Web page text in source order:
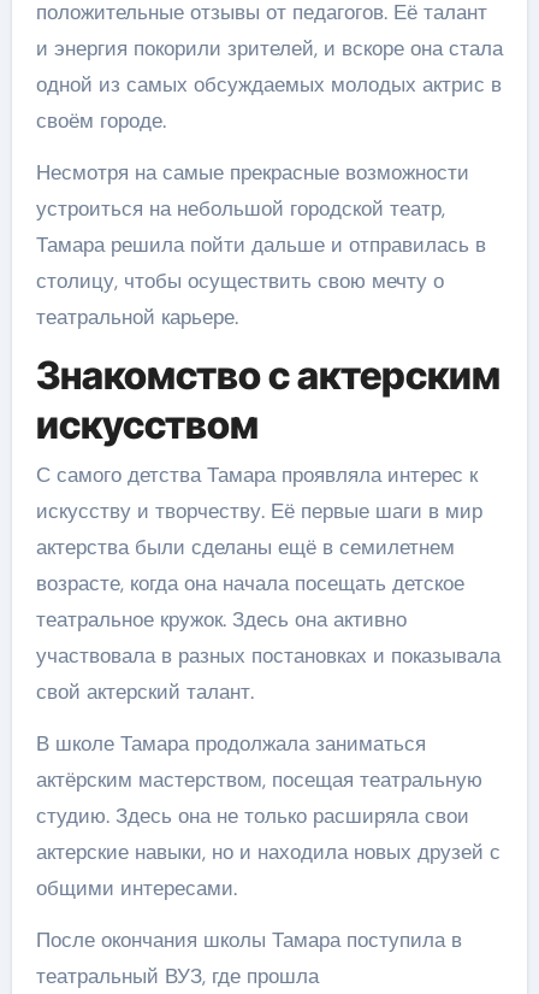
положительные отзывы от педагогов. Её талант
и энергия покорили зрителей, и вскоре она стала
одной из самых обсуждаемых молодых актрис в
своём городе.
Несмотря на самые прекрасные возможности
устроиться на небольшой городской театр,
Тамара решила пойти дальше и отправилась в
столицу, чтобы осуществить свою мечту о
театральной карьере.
Знакомство с актерским
искусством
С самого детства Тамара проявляла интерес к
искусству и творчеству. Её первые шаги в мир
актерства были сделаны ещё в семилетнем
возрасте, когда она начала посещать детское
театральное кружок. Здесь она активно
участвовала в разных постановках и показывала
свой актерский талант.
В школе Тамара продолжала заниматься
актёрским мастерством, посещая театральную
студию. Здесь она не только расширяла свои
актерские навыки, но и находила новых друзей с
общими интересами.
После окончания школы Тамара поступила в
театральный ВУЗ, где прошла